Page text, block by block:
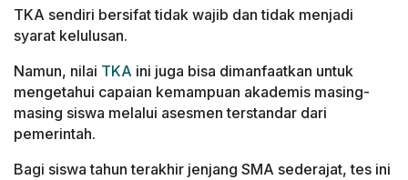
TKA sendiri bersifat tidak wajib dan tidak menjadi
syarat kelulusan.
Namun, nilai TKA ini juga bisa dimanfaatkan untuk
mengetahui capaian kemampuan akademis masing-
masing siswa melalui asesmen terstandar dari
pemerintah.
Bagi siswa tahun terakhir jenjang SMA sederajat, tes ini